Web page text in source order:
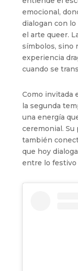
emocional,
dialogan con lo
el arte queer.
símbolos, sino
experiencia
cuando se
Como invitada
la segunda
una energía
ceremonial. Su
también
que hoy
entre lo festivo